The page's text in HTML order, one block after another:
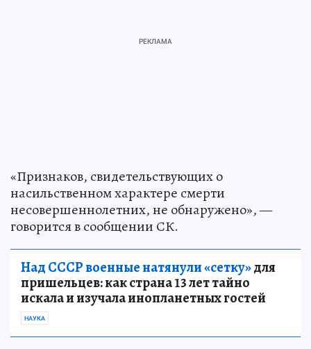
«Признаков, свидетельствующих о
насильственном характере смерти
несовершеннолетних, не обнаружено», —
говорится в сообщении СК.
Над СССР военные натянули «сетку»для
пришельцев: как страна 13 лет тайно
искала и изучала инопланетных гостей
НАУКА